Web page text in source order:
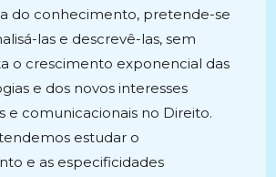
do conhecimento, pretende-se
las e descrevê-las, sem
o crescimento exponencial das
e dos novos interesses
e comunicacionais no Direito.
estudar o
e as especificidades